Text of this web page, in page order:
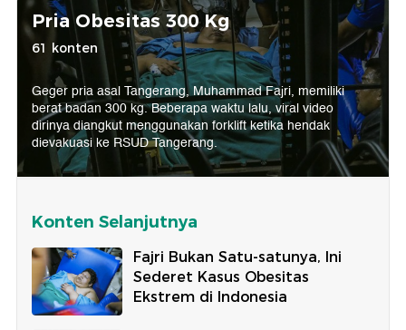
Pria Obesitas 300 Kg
61 konten
Geger pria asal Tangerang, Muhammad Fajri, memiliki
berat badan 300 kg. Beberapa waktu lalu, viral video
dirinya diangkut menggunakan forklift ketika hendak
dievakuasi ke RSUD Tangerang.
Konten Selanjutnya
Fajri Bukan Satu-satunya, Ini
Sederet Kasus Obesitas
Ekstrem di Indonesia